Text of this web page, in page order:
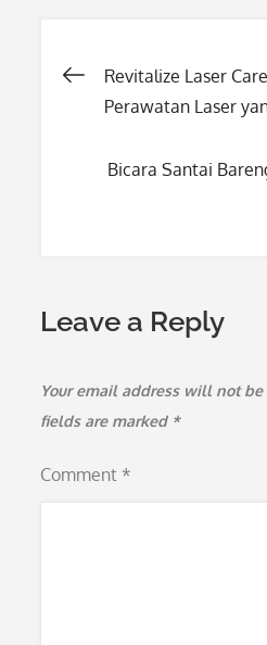
Post
Revitalize Laser
Perawatan Laser
Bicara Santai
Leave a Reply
Your email address will not
fields are marked *
Comment *